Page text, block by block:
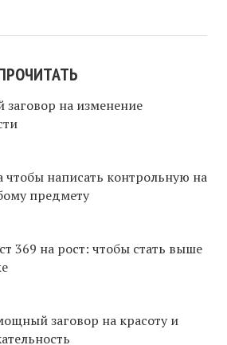
на изменение
чтобы написать контрольную на
предмету
369 на рост: чтобы стать выше
заговор на красоту и